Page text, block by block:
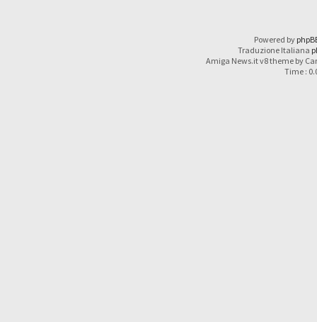
Powered by
Traduzione Italiana
Amiga News.it v8 theme by
Time :